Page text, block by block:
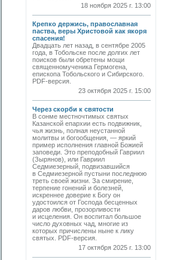
18 ноября 2025 г. 13:00
Крепко держись, православная
паства, веры Христовой как якоря
спасения!
Двадцать лет назад, в сентябре 2005
года, в Тобольске после долгих лет
поисков были обретены мощи
священномученика Гермогена,
епископа Тобольского и Сибирского.
PDF-версия.
23 октября 2025 г. 15:00
Через скорби к святости
В сонме местночтимых святых
Казанской епархии есть подвижник,
чья жизнь, полная неустанной
молитвы и богообщения, — яркий
пример исполнения главной Божией
заповеди. Это преподобный Гавриил
(Зырянов), или Гавриил
Седмиезерный, подвизавшийся
в Седмиезерной пустыни последнюю
треть своей жизни. За смирение,
терпение гонений и болезней,
искреннее доверие к Богу он
удостоился от Господа бесценных
даров любви, прозорливости
и исцеления. Он воспитал большое
число духовных чад, многие из
которых причислены ныне к лику
святых. PDF-версия.
17 октября 2025 г. 13:00